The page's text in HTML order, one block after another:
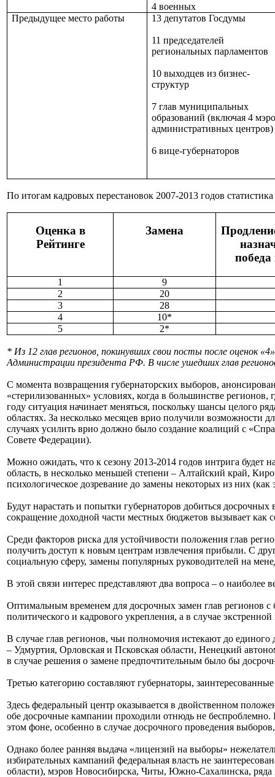
4 военных
Предыдущее место работы
13 депутатов Госдумы
11 председателей
региональных парламентов
10 выходцев из бизнес-
структур
7 глав муниципальных
образований (включая 4
административных центров)
6 вице-губернаторов
По итогам кадровых перестановок 2007-2013 годов
Оценка в
Рейтинге
Замена
1
9
2
20
3
28
4
10*
5
2*
* Из 12 глав регионов, покинувших свои посты после оценок
Администрации президента РФ. В числе ушедших глав
С момента возвращения губернаторских выборов,
«стерилизованных» условиях, когда в большинстве
году ситуация начинает меняться, поскольку шансы целого
областях. За несколько месяцев врио получили
случаях усилить врио должно было создание коалиций с
Совете Федерации).
Можно ожидать, что к сезону 2013-2014 годов интрига будет
область, в несколько меньшей степени – Алтайский край,
психологическое дозревание до замены некоторых из них
Будут нарастать и попытки губернаторов добиться
сокращение доходной части местных бюджетов вызывает как
Среди факторов риска для устойчивости положения глав
получить доступ к новым центрам извлечения прибыли. С
социальную сферу, замены популярных руководителей на
В этой связи интерес представляют два вопроса – о
Оптимальным временем для досрочных замен глав регионов с
политического и кадрового укрепления, а в случае
В случае глав регионов, чьи полномочия истекают до
– Удмуртия, Орловская и Псковская области, Ненецкий
в случае решения о замене предпочтительным было бы
Третью категорию составляют губернаторы,
Здесь федеральный центр оказывается в двойственном
обе досрочные кампании проходили отнюдь не беспроблемно.
этом фоне, особенно в случае досрочного проведения
Однако более ранняя выдача «лицензий на выборы»
избирательных кампаний федеральная власть не
области), мэров Новосибирска, Читы, Южно-Сахалинска,